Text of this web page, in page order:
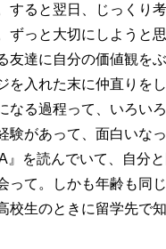
すると翌日、じっくり
っと大切にしようと思
達に自分の価値観を
を入れた末に仲直りを
る過程って、いろい
があって、面白いなっ
を読んでいて、自分
って。しかも年齢も同
のときに留学先で知